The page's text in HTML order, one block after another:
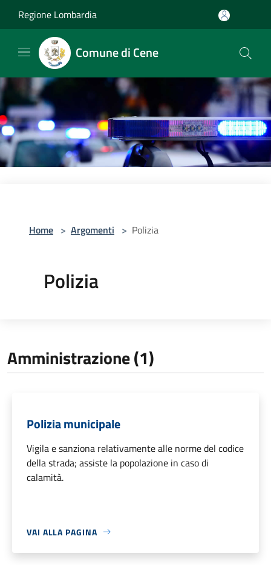
Regione Lombardia
Comune di Cene
Home > Argomenti > Polizia
Polizia
Amministrazione (1)
Polizia municipale
Vigila e sanziona relativamente alle norme del codice
della strada; assiste la popolazione in caso di
calamità.
VAI ALLA PAGINA